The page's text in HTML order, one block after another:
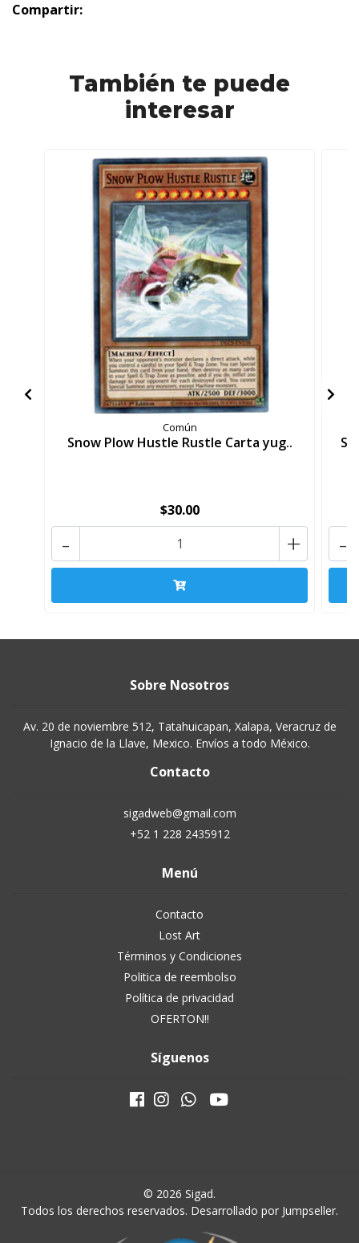
Compartir:
También te puede
interesar
Común
Snow Plow Hustle Rustle Carta yug..
$30.00
+
- -
Sobre Nosotros
Av. 20 de noviembre 512, Tatahuicapan, Xalapa, Veracruz de
Ignacio de la Llave, Mexico. Envíos a todo México.
Contacto
sigadweb@gmail.com
+52 1 228 2435912
Menú
Contacto
Lost Art
Términos y Condiciones
Politica de reembolso
Política de privacidad
OFERTON!!
Síguenos
© 2026 Sigad.
Todos los derechos reservados. Desarrollado por Jumpseller.